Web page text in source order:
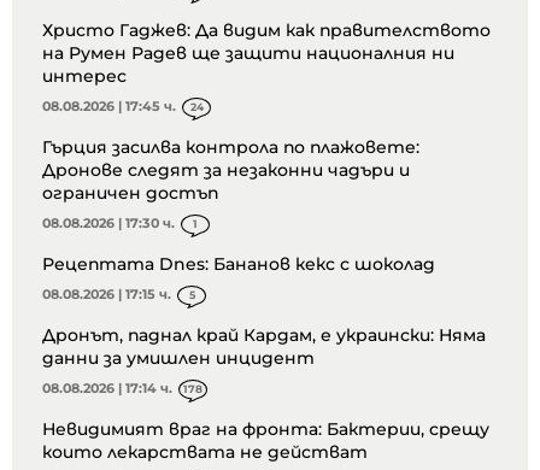
Христо Гаджев: Да видим как правителството
на Румен Радев ще защити националния ни
интерес
08.08.2026 | 17:45 ч. 24
Гърция засилва контрола по плажовете:
Дронове следят за незаконни чадъри и
ограничен достъп
08.08.2026 | 17:30 ч. 1
Рецептата Dnes: Бананов кекс с шоколад
08.08.2026 | 17:15 ч. 5
Дронът, паднал край Кардам, е украински: Няма
данни за умишлен инцидент
08.08.2026 | 17:14 ч. 178
Невидимият враг на фронта: Бактерии, срещу
които лекарствата не действат